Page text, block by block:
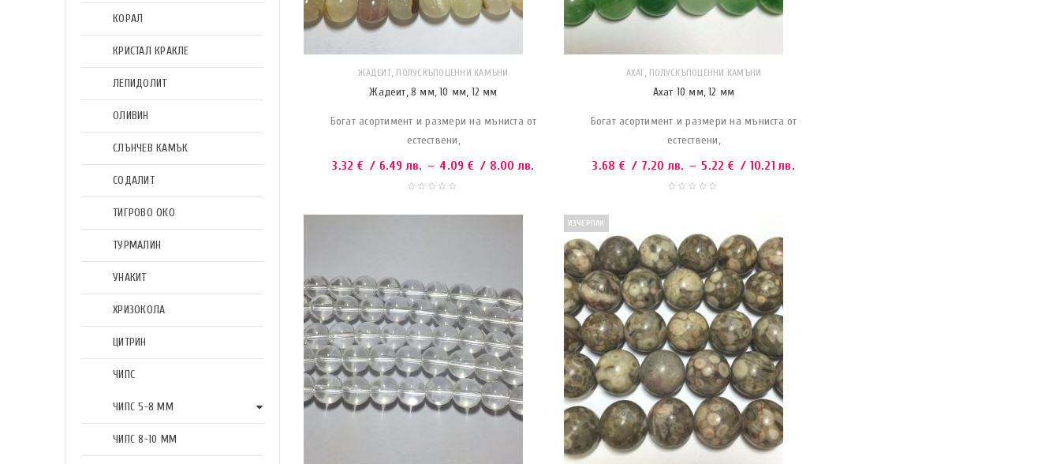
КОРАЛ
КРИСТАЛ КРАКЛЕ
ЛЕПИДОЛИТ
ОЛИВИН
СЛЪНЧЕВ КАМЪК
СОДАЛИТ
ТИГРОВО ОКО
ТУРМАЛИН
УНАКИТ
ХРИЗОКОЛА
ЦИТРИН
ЧИПС
ЧИПС 5-8 ММ
ЧИПС 8-10 ММ
ЖАДЕИТ, ПОЛУСКЪПОЦЕННИ КАМЪНИ
Жадеит, 8 мм, 10 мм, 12 мм
Богат асортимент и размери на мъниста от
естествени,
3.32 € / 6.49 лв. – 4.09 € / 8.00 лв.
АХАТ, ПОЛУСКЪПОЦЕННИ КАМЪНИ
Ахат 10 мм, 12 мм
Богат асортимент и размери на мъниста от
естествени,
3.68 € / 7.20 лв. – 5.22 € / 10.21 лв.
ИЗЧЕРПАН